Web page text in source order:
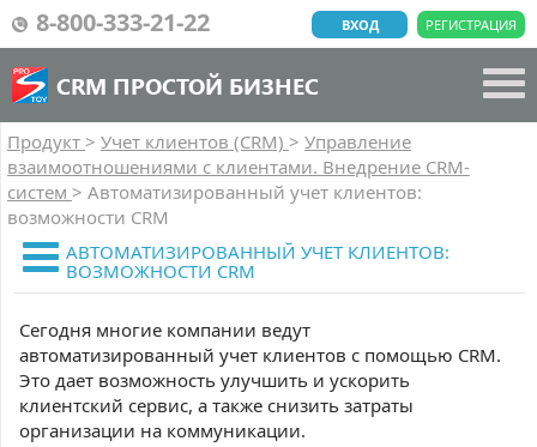
8-800-333-21-22 РЕГИСТРАЦИЯ
ВХОД
CRM ПРОСТОЙ БИЗНЕС
Продукт > Учет клиентов (CRM) > Управление
взаимоотношениями с клиентами. Внедрение CRM-
систем > Автоматизированный учет клиентов:
возможности CRM
АВТОМАТИЗИРОВАННЫЙ УЧЕТ КЛИЕНТОВ:
ВОЗМОЖНОСТИ CRM
Сегодня многие компании ведут
автоматизированный учет клиентов с помощью CRM.
Это дает возможность улучшить и ускорить
клиентский сервис, а также снизить затраты
организации на коммуникации.